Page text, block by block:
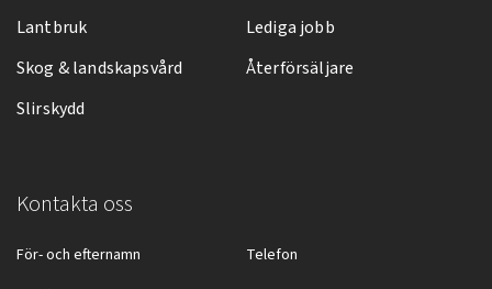
Lantbruk
Skog & landskapsvård
Slirskydd
Lediga jobb
Återförsäljare
Kontakta oss